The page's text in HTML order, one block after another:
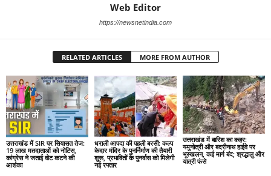
Web Editor
https://newsnetindia.com
RELATED ARTICLES MORE FROM AUTHOR
उत्तराखंड में SIR पर सियासत तेज:
19 लाख मतदाताओं को नोटिस,
कांग्रेस ने जताई वोट कटने की
आशंका
धराली आपदा की पहली बरसी: कल्प
केदार मंदिर के पुनर्निर्माण की तैयारी
शुरू, प्रभावितों के पुनर्वास को मिलेगी
नई रफ्तार
उत्तराखंड में बारिश का कहर:
यमुनोत्री और बदरीनाथ हाईवे पर
भूस्खलन, कई मार्ग बंद; श्रद्धालु और
यात्री फंसे